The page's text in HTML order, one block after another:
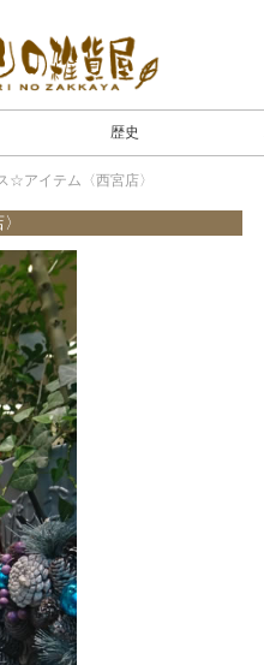
歴史
☆アイテム〈西宮店〉